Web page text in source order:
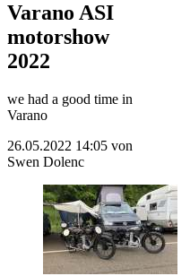
Varano ASI
motorshow
2022
we had a good time in
Varano
26.05.2022 14:05 von
Swen Dolenc